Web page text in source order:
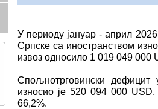
У периоду јануар - април
Српске са иностранством
извоз односило 1 019 049
Спољнотрговински
износио је 520 094 000 USD,
66,2%.